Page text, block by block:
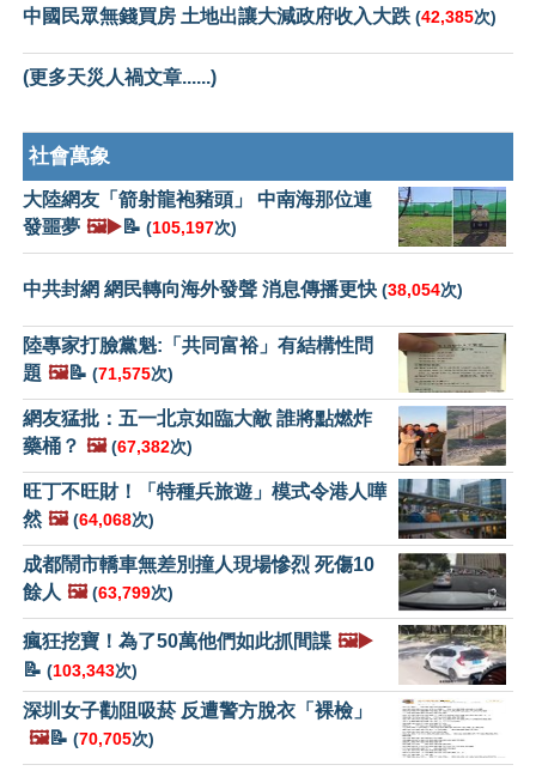
中國民眾無錢買房 土地出讓大減政府收入大跌 (42,385次)
(更多天災人禍文章......)
社會萬象
大陸網友「箭射龍袍豬頭」 中南海那位連
發噩夢 🖼️▶️📝 (105,197次)
中共封網 網民轉向海外發聲 消息傳播更快 (38,054次)
陸專家打臉黨魁:「共同富裕」有結構性問
題 🖼️📝 (71,575次)
網友猛批：五一北京如臨大敵 誰將點燃炸
藥桶？ 🖼️ (67,382次)
旺丁不旺財！「特種兵旅遊」模式令港人嘩
然 🖼️ (64,068次)
成都鬧市轎車無差別撞人現場慘烈 死傷10
餘人 🖼️ (63,799次)
瘋狂挖寶！為了50萬他們如此抓間諜 🖼️▶️
📝 (103,343次)
深圳女子勸阻吸菸 反遭警方脫衣「裸檢」
🖼️📝 (70,705次)